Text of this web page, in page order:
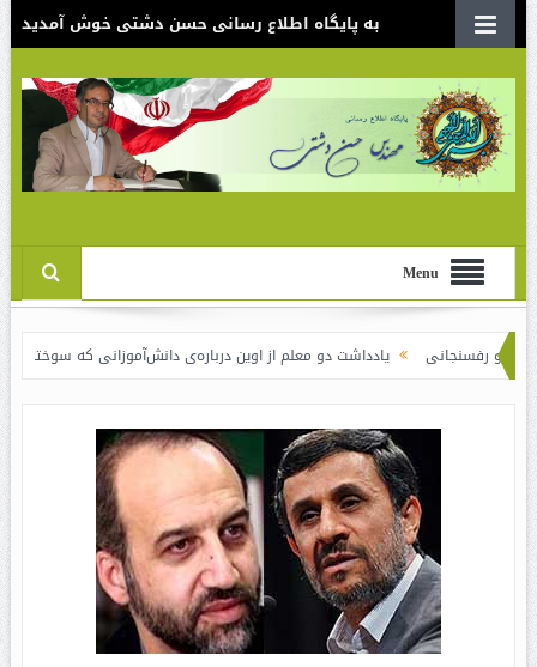
به پایگاه اطلاع رسانی حسن دشتی خوش آمدید
Menu
یادداشت دو معلم از اوین درباره‌ی دانش‌آموزانی که سوختند نقدی بر سند